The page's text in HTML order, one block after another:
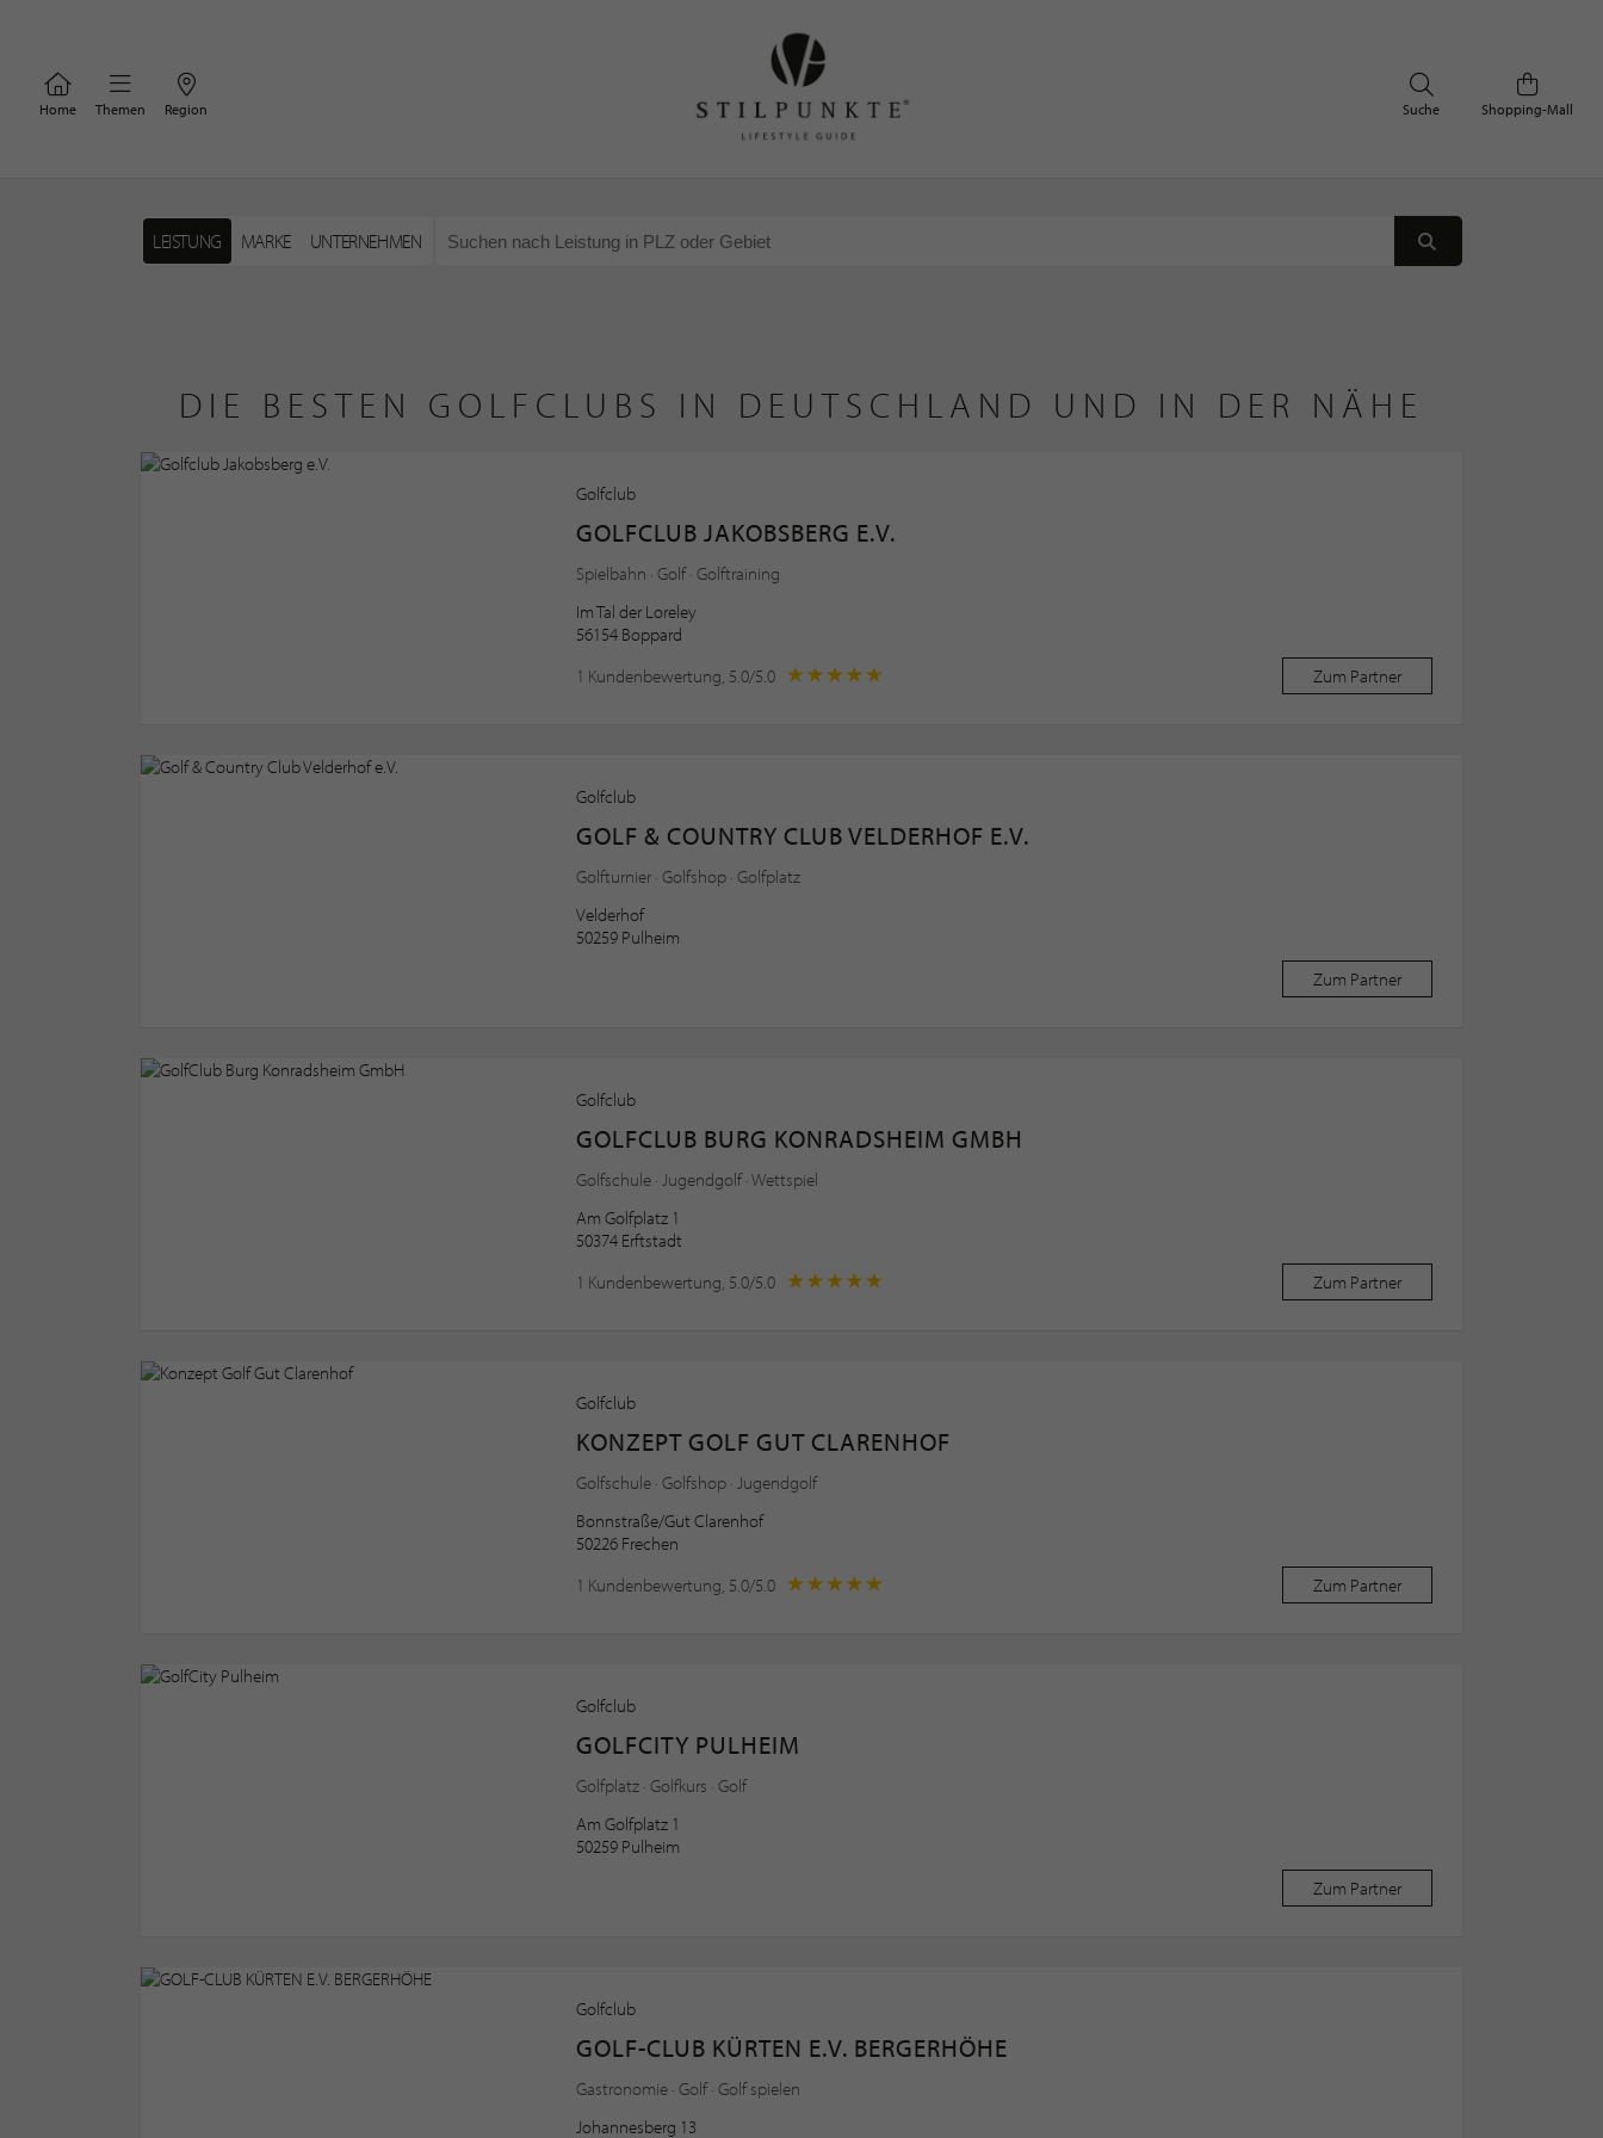
Home Themen Region Shopping-Mall
Suche
LEISTUNG MARKE UNTERNEHMEN
DIE BESTEN GOLFCLUBS IN DEUTSCHLAND UND IN DER NÄHE
Golfclub
GOLFCLUB JAKOBSBERG E.V.
Spielbahn · Golf · Golftraining
Im Tal der Loreley
56154 Boppard
1 Kundenbewertung, 5.0/5.0
Zum Partner
Golfclub
GOLF & COUNTRY CLUB VELDERHOF E.V.
Golfturnier · Golfshop · Golfplatz
Velderhof
50259 Pulheim
Zum Partner
Golfclub
GOLFCLUB BURG KONRADSHEIM GMBH
Golfschule · Jugendgolf · Wettspiel
Am Golfplatz 1
50374 Erftstadt
1 Kundenbewertung, 5.0/5.0
Zum Partner
Golfclub
KONZEPT GOLF GUT CLARENHOF
Golfschule · Golfshop · Jugendgolf
Bonnstraße/Gut Clarenhof
50226 Frechen
1 Kundenbewertung, 5.0/5.0
Zum Partner
Golfclub
GOLFCITY PULHEIM
Golfplatz · Golfkurs · Golf
Am Golfplatz 1
50259 Pulheim
Zum Partner
Golfclub
GOLF-CLUB KÜRTEN E.V. BERGERHÖHE
Gastronomie · Golf · Golf spielen
Johannesberg 13